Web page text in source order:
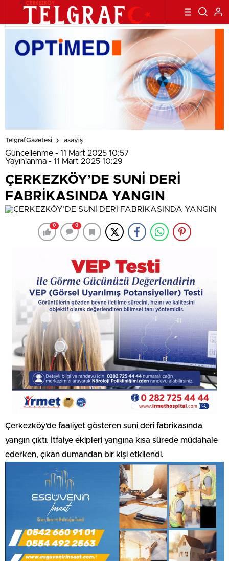
TelgrafGazetesi asayiş
Güncellenme - 11 Mart 2025 10:57
Yayınlanma - 11 Mart 2025 10:29
ÇERKEZKÖY’DE SUNİ DERİ
FABRİKASINDA YANGIN
0 0
Çerkezköy’de faaliyet gösteren suni deri fabrikasında
yangın çıktı. İtfaiye ekipleri yangına kısa sürede müdahale
ederken, çıkan dumandan bir kişi etkilendi.